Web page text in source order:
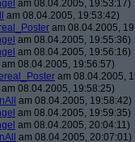
am 08.04.2005, 19:53:17)
am 08.04.2005, 19:53:42)
am 08.04.2005,
am 08.04.2005, 19:55:36)
am 08.04.2005, 19:56:16)
am 08.04.2005, 19:56:57)
am 08.04.2005,
am 08.04.2005, 19:58:25)
am 08.04.2005, 19:58:42)
am 08.04.2005, 19:59:35)
am 08.04.2005, 20:04:11)
am 08.04.2005, 20:07:01)